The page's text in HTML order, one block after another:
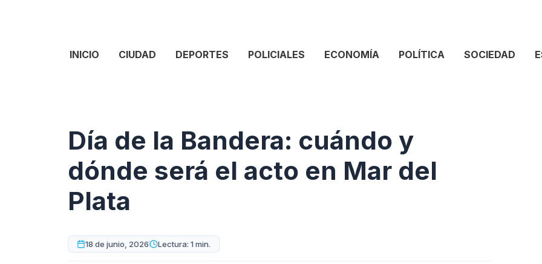
INICIO CIUDAD DEPORTES POLICIALES ECONOMÍA POLÍTICA SOCIEDAD
Día de la Bandera: cuándo y
dónde será el acto en Mar del
Plata
18 de junio, 2026 Lectura: 1 min.